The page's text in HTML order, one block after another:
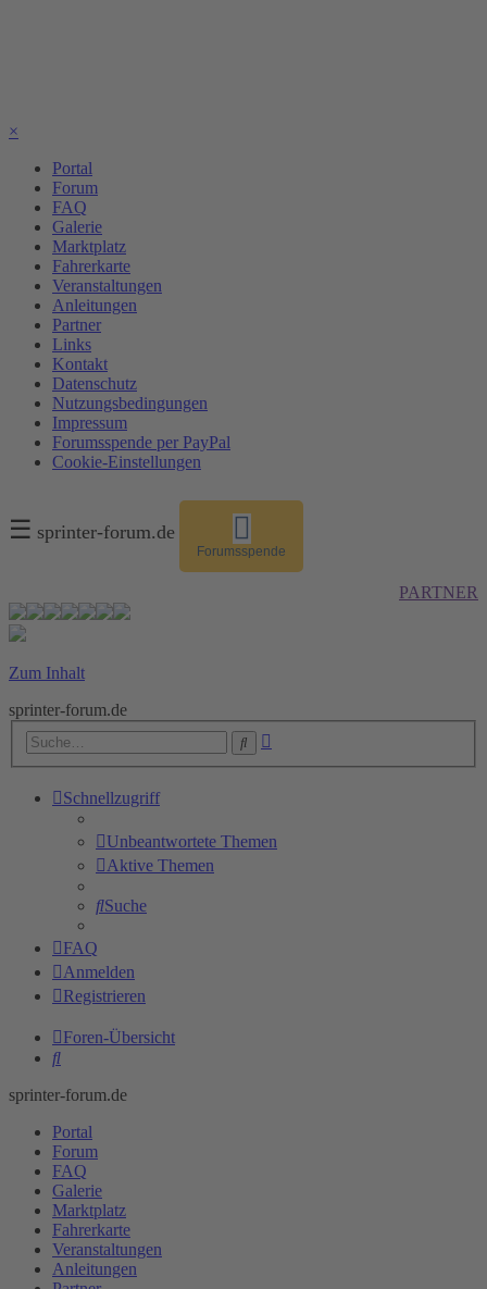
×
Portal
Forum
FAQ
Galerie
Marktplatz
Fahrerkarte
Veranstaltungen
Anleitungen
Partner
Links
Kontakt
Datenschutz
Nutzungsbedingungen
Impressum
Forumsspende per PayPal
Cookie-Einstellungen
☰ sprinter-forum.de
Forumsspende
PARTNER
Zum Inhalt
sprinter-forum.de
Suche
Schnellzugriff
Unbeantwortete Themen
Aktive Themen
Suche
FAQ
Anmelden
Registrieren
Foren-Übersicht
Suche
sprinter-forum.de
Portal
Forum
FAQ
Galerie
Marktplatz
Fahrerkarte
Veranstaltungen
Anleitungen